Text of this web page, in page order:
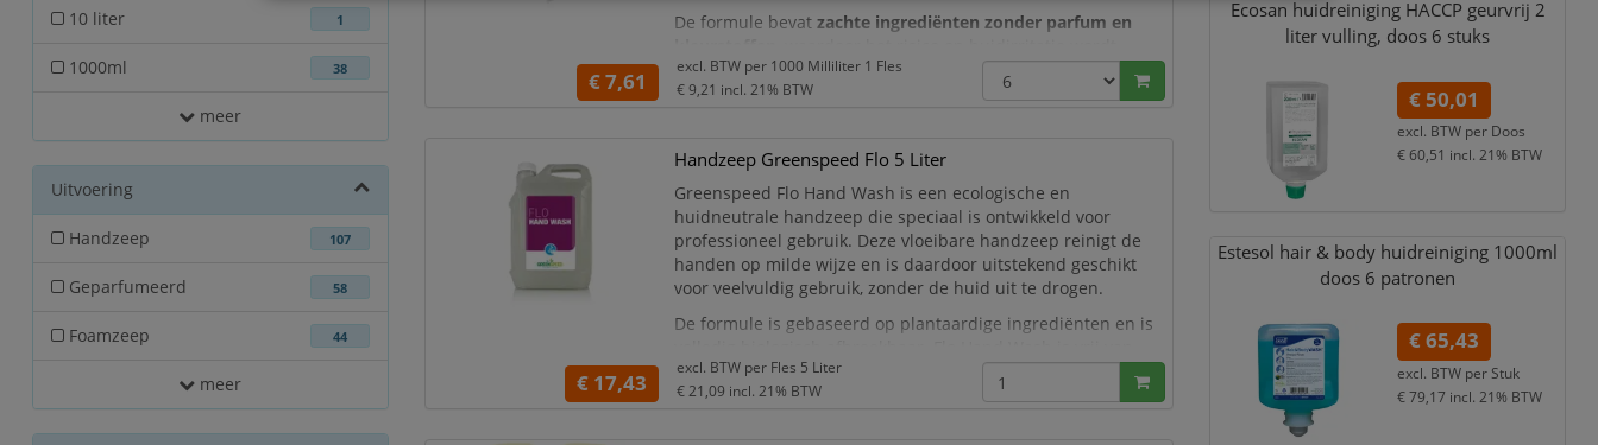
10 liter 1
1000ml 38
meer
Uitvoering
Handzeep 107
Geparfumeerd 58
Foamzeep 44
meer
De formule bevatzachte ingrediënten zonder parfum en
verminderd. Dankzij deECARF-certificeringis deze zeep
officieel erken
€ 7,61
excl. BTW per 1000 Milliliter 1 Fles
€ 9,21 incl. 21% BTW
Handzeep Greenspeed Flo 5 Liter
Greenspeed Flo Hand Wash is een ecologische en
huidneutrale handzeep die speciaal is ontwikkeld voor
professioneel gebruik. Deze vloeibare handzeep reinigt de
handen op milde wijze en is daardoor uitstekend geschikt
voor veelvuldig gebruik, zonder de huid uit te drogen.
De formule is gebaseerd op plantaardige ingrediënten en is
chloorverbindingen, minerale zuren en petrochemische deter
€ 17,43
excl. BTW per Fles 5 Liter
€ 21,09 incl. 21% BTW
Ecosan huidreiniging HACCP geurvrij 2
liter vulling, doos 6 stuks
€ 50,01
excl. BTW per Doos
€ 60,51 incl. 21% BTW
Estesol hair & body huidreiniging 1000ml
doos 6 patronen
€ 65,43
excl. BTW per Stuk
€ 79,17 incl. 21% BTW